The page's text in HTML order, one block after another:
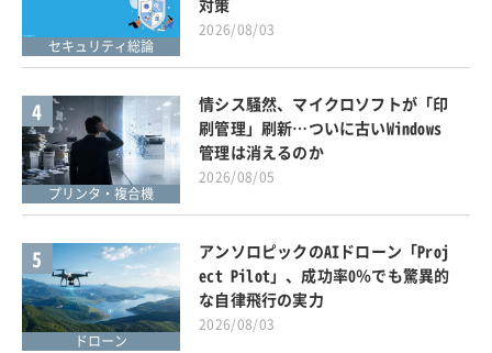
セキュリティ総論
2026/08/03
4
プリンタ・複合機
情シス騒然、マイクロソフトが「印
刷管理」刷新…ついに古いWindows
管理は消えるのか
2026/08/05
5
ドローン
アンソロピックのAIドローン「Proj
ect Pilot」、成功率0％でも驚異的
な自律飛行の実力
2026/08/03